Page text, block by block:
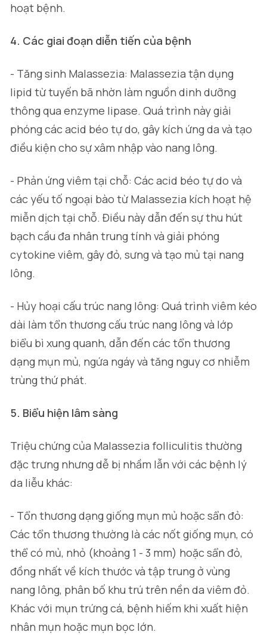
hoạt bệnh.
4. Các giai đoạn diễn tiến của bệnh
- Tăng sinh Malassezia: Malassezia tận dụng
lipid từ tuyến bã nhờn làm nguồn dinh dưỡng
thông qua enzyme lipase. Quá trình này giải
phóng các acid béo tự do, gây kích ứng da và tạo
điều kiện cho sự xâm nhập vào nang lông.
- Phản ứng viêm tại chỗ: Các acid béo tự do và
các yếu tố ngoại bào từ Malassezia kích hoạt hệ
miễn dịch tại chỗ. Điều này dẫn đến sự thu hút
bạch cầu đa nhân trung tính và giải phóng
cytokine viêm, gây đỏ, sưng và tạo mủ tại nang
lông.
- Hủy hoại cấu trúc nang lông: Quá trình viêm kéo
dài làm tổn thương cấu trúc nang lông và lớp
biểu bì xung quanh, dẫn đến các tổn thương
dạng mụn mủ, ngứa ngáy và tăng nguy cơ nhiễm
trùng thứ phát.
5. Biểu hiện lâm sàng
Triệu chứng của Malassezia folliculitis thường
đặc trưng nhưng dễ bị nhầm lẫn với các bệnh lý
da liễu khác:
- Tổn thương dạng giống mụn mủ hoặc sẩn đỏ:
Các tổn thương thường là các nốt giống mụn, có
thể có mủ, nhỏ (khoảng 1 - 3 mm) hoặc sẩn đỏ,
đồng nhất về kích thước và tập trung ở vùng
nang lông, phân bố khu trú trên nền da viêm đỏ.
Khác với mụn trứng cá, bệnh hiếm khi xuất hiện
nhân mụn hoặc mụn bọc lớn.